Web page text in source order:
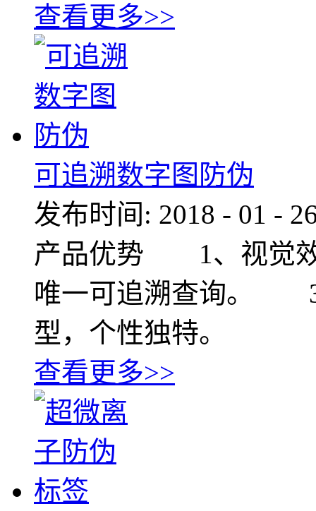
查看更多>>
可追溯数字图防伪
发布时间: 2018 - 01 -
产品优势 1、视觉
唯一可追溯查询。 3
型，个性独特。
查看更多>>